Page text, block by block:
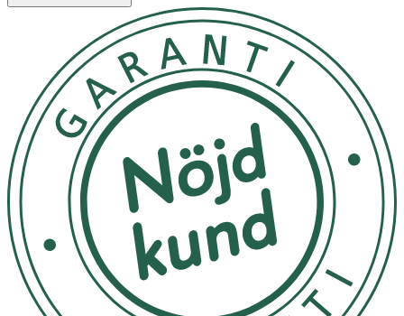
Förvara i rumstemperatur. Förpackningen kommer i alla
fall att ge det nödvändiga skyddet för att förhindra att
produkten skadas under förflyttning.
OK för gravida och ammande: Nej